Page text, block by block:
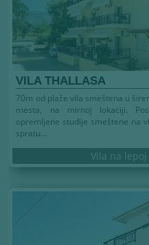
VILA THALLASA
70m od plaže vila smeštena u
mesta, na mirnoj lokaciji.
opremljene studije smeštene na
spratu...
Vila na